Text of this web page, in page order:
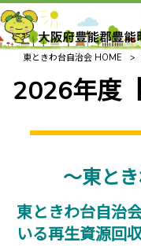
東ときわ台自治会 HOME
>
2026年度
～東と
東ときわ台自治
いる再生資源回